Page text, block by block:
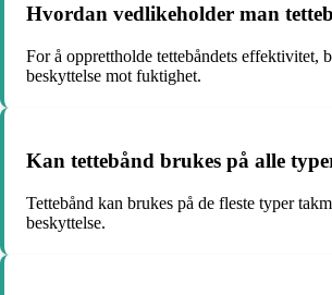
Hvordan vedlikeholder man
For å opprettholde tettebåndets effektivitet,
beskyttelse mot fuktighet.
Kan tettebånd brukes på alle
Tettebånd kan brukes på de fleste typer
beskyttelse.